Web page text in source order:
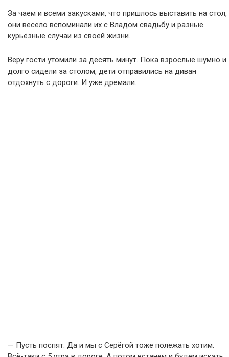
За чаем и всеми закусками, что пришлось выставить на стол,
они весело вспоминали их с Владом свадьбу и разные
курьёзные случаи из своей жизни.
Веру гости утомили за десять минут. Пока взрослые шумно и
долго сидели за столом, дети отправились на диван
отдохнуть с дороги. И уже дремали.
— Пусть поспят. Да и мы с Серёгой тоже полежать хотим.